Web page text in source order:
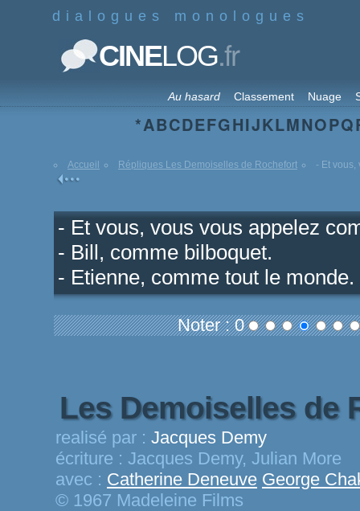
dialogues monologues
CINELOG.fr
Au hasard Classement Nuage
*ABCDEFGHIJKLMNOPQ
Accueil Répliques Les Demoiselles de Rochefort - Et vous,
- Et vous, vous vous appelez
- Bill, comme bilboquet.
- Etienne, comme tout le monde.
Noter : 0
Les Demoiselles de
realisé par : Jacques Demy
écriture : Jacques Demy, Julian More
avec : Catherine Deneuve George
© 1967 Madeleine Films